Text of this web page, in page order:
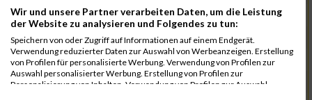
11103
Seuling Rb
00:43:13.1
11026
Heidbrecht Rb
00:44:21.7
10969
Babac Rb
00:44:39.9
10993
Dönek Rb
00:45:42.1
Wir und unsere Partner verarbeiten Daten, um die Leistung
der Website zu analysieren und Folgendes zu tun:
Speichern von oder Zugriff auf Informationen auf einem Endgerät.
Verwendung reduzierter Daten zur Auswahl von Werbeanzeigen. Erstellung
von Profilen für personalisierte Werbung. Verwendung von Profilen zur
Auswahl personalisierter Werbung. Erstellung von Profilen zur
Personalisierung von Inhalten. Verwendung von Profilen zur Auswahl